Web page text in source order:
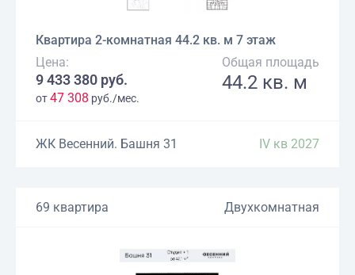
Квартира 2-комнатная 44.2 кв. м 7 этаж
Цена:
9 433 380 руб.
от47 308 руб./мес.
Общая площадь
44.2 кв. м
ЖК Весенний. Башня 31 IV кв 2027
69 квартира Двухкомнатная